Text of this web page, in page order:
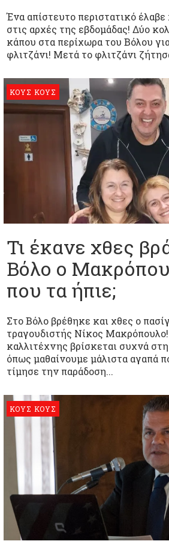
Ένα απίστευτο περιστατικό
στις αρχές της εβδομάδας! Δύο
κάπου στα περίχωρα του Βόλου
φλιτζάνι! Μετά το φλιτζάνι
ΚΟΥΣ ΚΟΥΣ
Τι έκανε χθες
Βόλο ο
που τα ήπιε;
Στο Βόλο βρέθηκε και χθες ο
τραγουδιστής Νίκος
καλλιτέχνης βρίσκεται συχνά
όπως μαθαίνουμε μάλιστα αγαπά
τίμησε την παράδοση...
ΚΟΥΣ ΚΟΥΣ